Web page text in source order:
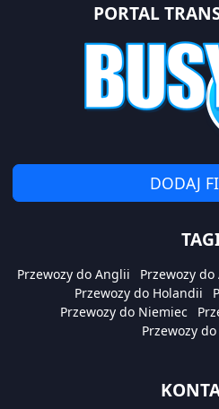
PORTAL
DODAJ
Przewozy do Anglii Przewozy
Przewozy do Holandii
Przewozy do Niemiec
Przewozy